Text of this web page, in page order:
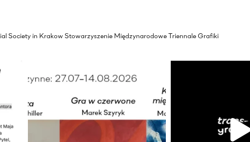
Society in Krakow Stowarzyszenie Międzynarodowe Triennale Grafiki